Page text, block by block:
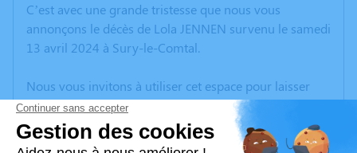
C’est avec une grande tristesse que nous vous
annonçons le décès de Lola JENNEN survenu le samedi
13 avril 2024 à Sury-le-Comtal.
Nous vous invitons à utiliser cet espace pour laisser
vos condoléances, partager des photos souvenirs, une
anecdote ou exprimer vos pensées à travers des
poèmes ou des textes. Cet endroit est un lieu